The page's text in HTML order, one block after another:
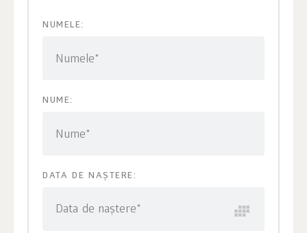
NUMELE:
Numele*
NUME:
Nume*
DATA DE NAȘTERE:
Data de naștere*